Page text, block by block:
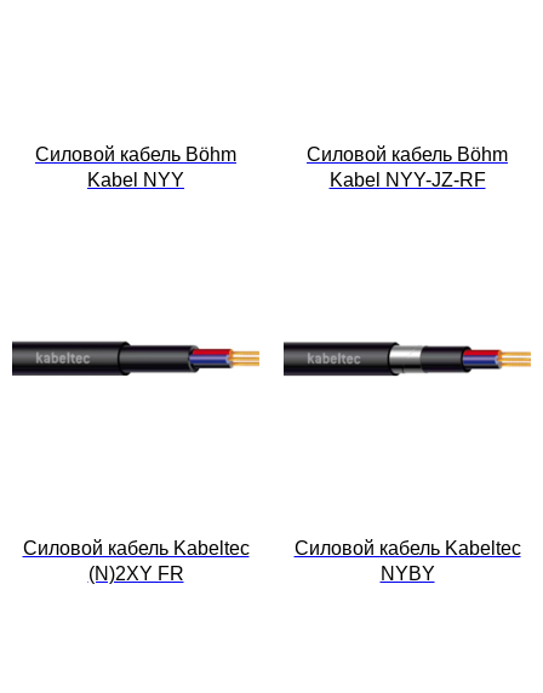
Силовой кабель Böhm
Kabel NYY
Силовой кабель Böhm
Kabel NYY-JZ-RF
Силовой кабель Kabeltec
(N)2XY FR
Силовой кабель Kabeltec
NYBY